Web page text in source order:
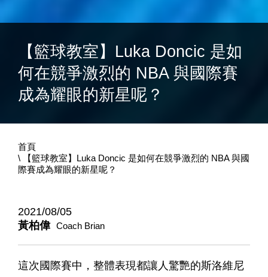
【籃球教室】Luka Doncic 是如
何在競爭激烈的 NBA 與國際賽
成為耀眼的新星呢？
首頁
【籃球教室】Luka Doncic 是如何在競爭激烈的 NBA 與國
際賽成為耀眼的新星呢？
2021/08/05
黃柏偉 Coach Brian
這次國際賽中，整體表現都讓人驚艷的斯洛維尼